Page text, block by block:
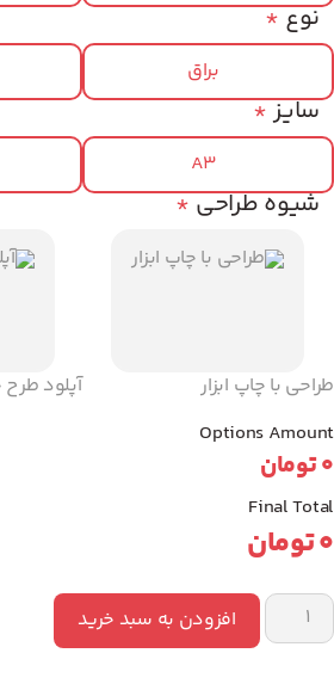
*نوع
براق
*سایز
A3
*شیوه طراحی
طراحی با چاپ ابزار
آپلود
Options Amount
0تومان
Final Total
0تومان
تابلو
پرتره
رازهای
افزودن به سبد خرید